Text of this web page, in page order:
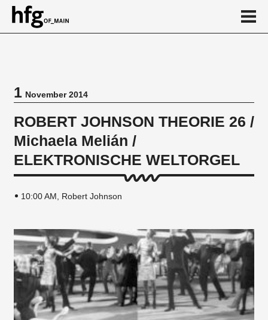
Vortragsreihe
1November 2014
ROBERT JOHNSON THEORIE 26 /
Michaela Melián /
ELEKTRONISCHE WELTORGEL
10:00 AM, Robert Johnson